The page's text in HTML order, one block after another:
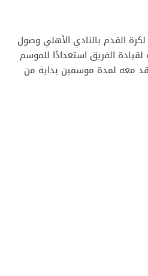
القدم بالنادي الأهلي وصول
الفريق استعدادًا للموسم
معه لمدة موسمين بداية من